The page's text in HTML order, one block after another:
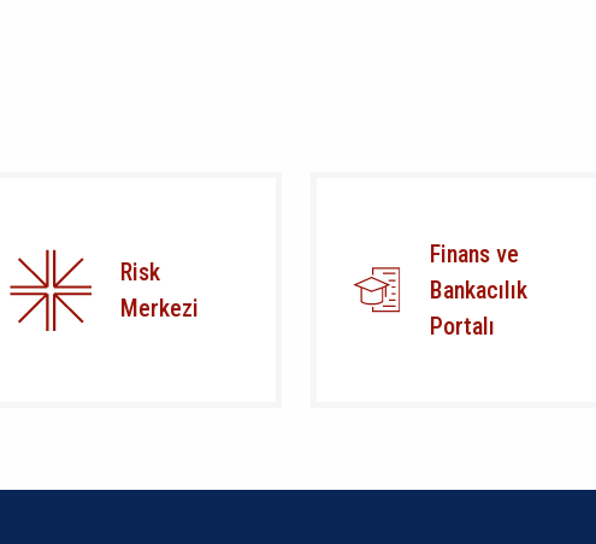
Risk
Merkezi
Finans ve
Bankacılık
Portalı